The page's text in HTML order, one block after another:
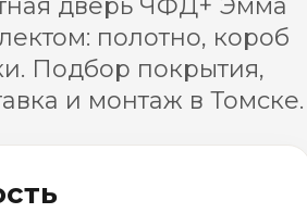
дверь ЧФД+ Эмма
полотно, короб
Подбор покрытия,
и монтаж в Томске.